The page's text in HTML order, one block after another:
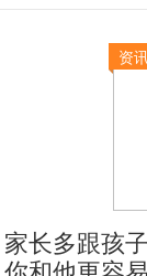
资
家长多跟孩